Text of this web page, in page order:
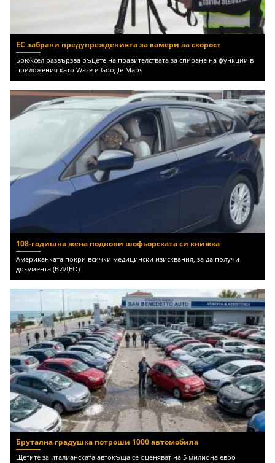
ЕС забрани предупрежденията за камери за скорост
Брюксел развързва ръцете на правителствата за спиране на функции в
приложения като Waze и Google Maps
108-годишна жена поднови шофьорската си книжка
Американката покри всички медицински изисквания, за да получи
документа (ВИДЕО)
Брутална градушка потроши 1000 автомобила
Щетите за италианската автокъща се оценяват на 5 милиона евро